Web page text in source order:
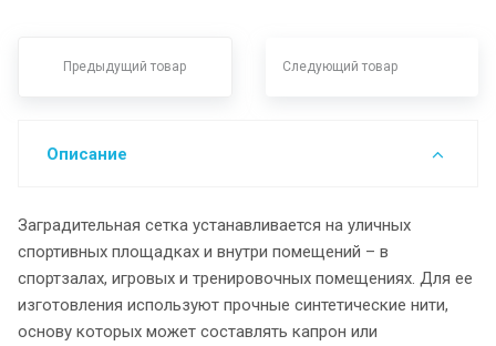
Предыдущий товар Следующий товар
Описание
Заградительная сетка устанавливается на уличных
спортивных площадках и внутри помещений – в
спортзалах, игровых и тренировочных помещениях. Для ее
изготовления используют прочные синтетические нити,
основу которых может составлять капрон или